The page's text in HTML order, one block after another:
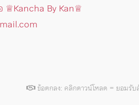
♕︎Kancha By Kan♕︎
ข้อตกลง: คลิกดาวน์โหลด = ยอมรั